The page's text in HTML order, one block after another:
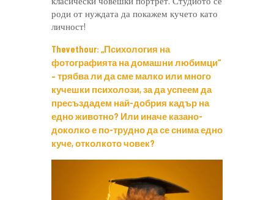
роди от нуждата да покажем кучето като
личност!
Thevethour: „Психология на
фотографията на домашни любимци“
– трябва ли да сме малко или много
кучешки психолози, за да успеем да
пресъздадем най-добрия кадър на
едно животно? Или иначе казано-
доколко е по-трудно да се снима едно
куче, отколкото човек?